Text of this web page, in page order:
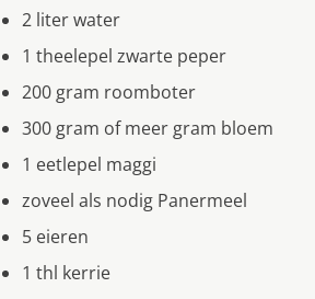
2 liter water
1 theelepel zwarte peper
200 gram roomboter
300 gram of meer gram bloem
1 eetlepel maggi
zoveel als nodig Panermeel
5 eieren
1 thl kerrie